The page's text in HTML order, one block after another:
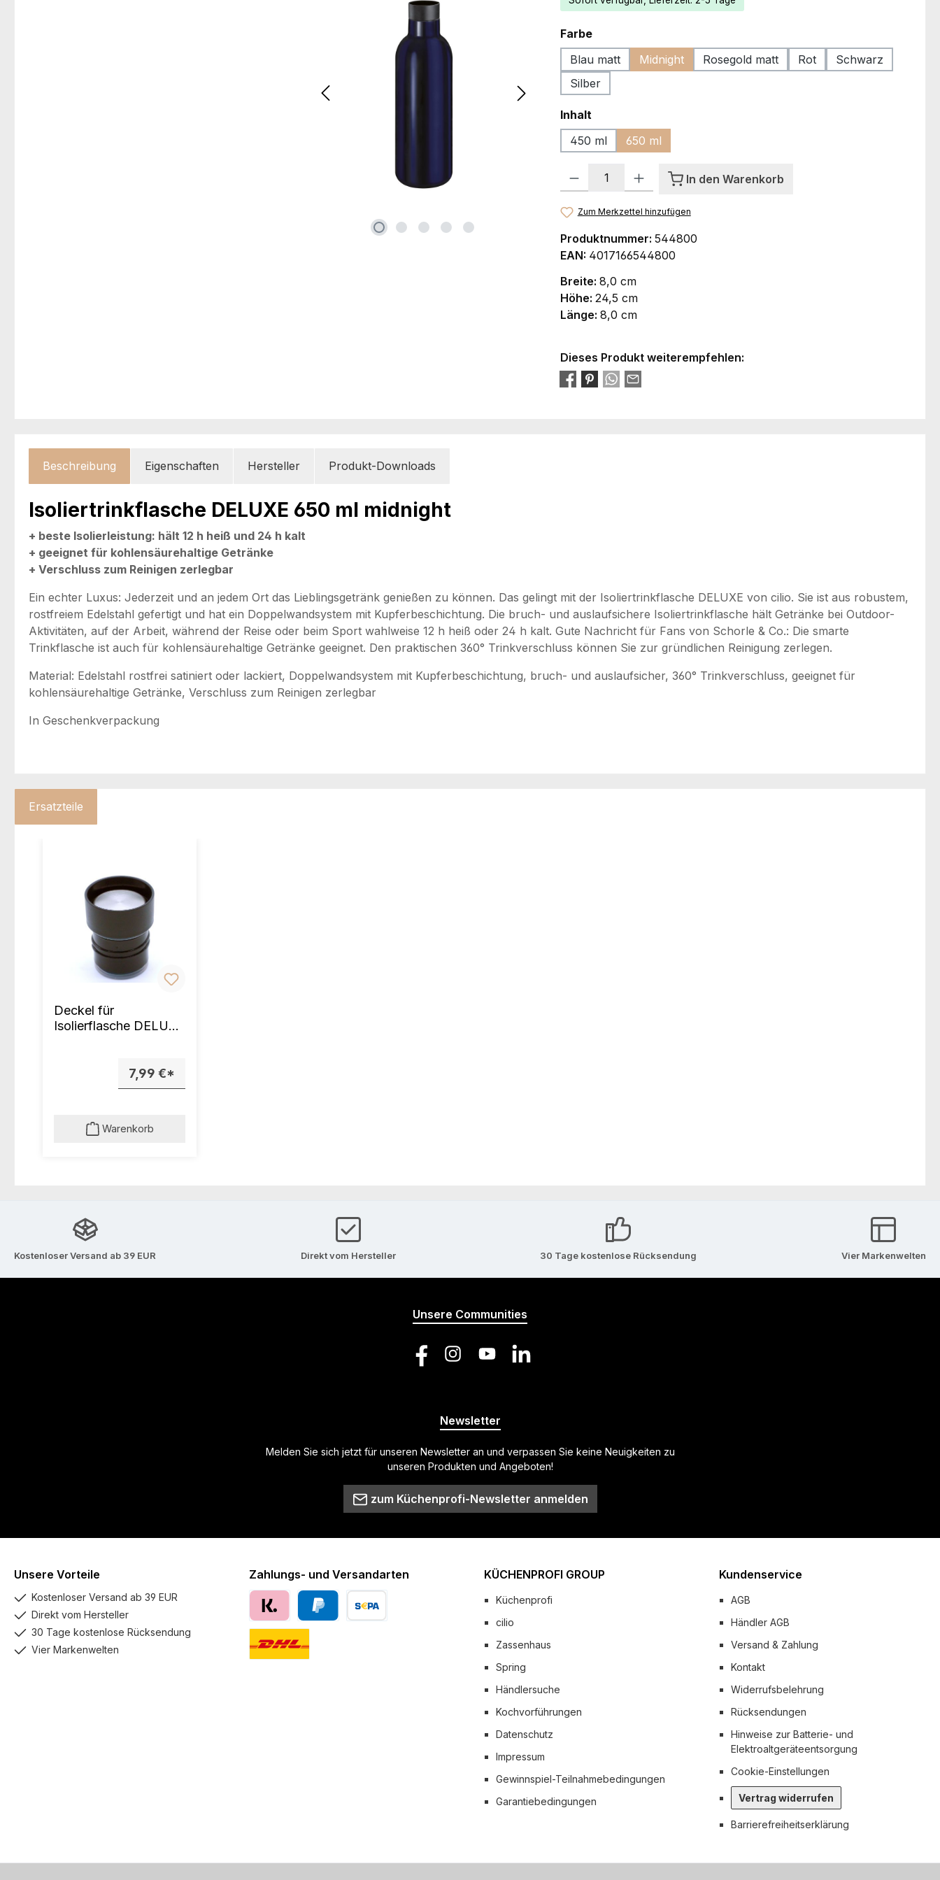
Farbeauswählen
Blau matt
Midnight Rosegold matt Rot
Schwarz
Silber
Inhaltauswählen
450 ml
650 ml
Produkt Anzahl: Gib den gewünschten Wert ein oder benutze die Schaltflächen
In den Warenkorb
Zum Merkzettel hinzufügen
Produktnummer: 544800
EAN: 4017166544800
Breite: 8,0 cm
Höhe: 24,5 cm
Länge: 8,0 cm
Dieses Produkt weiterempfehlen:
Beschreibung Eigenschaften Hersteller Produkt-Downloads
Isoliertrinkflasche DELUXE 650 ml midnight
+ beste Isolierleistung: hält 12 h heiß und 24 h kalt
+ geeignet für kohlensäurehaltige Getränke
+ Verschluss zum Reinigen zerlegbar
Ein echter Luxus: Jederzeit und an jedem Ort das Lieblingsgetränk genießen zu können. Das gelingt mit der Isoliertrinkflasche DELUXE von cilio. Sie ist aus robustem,
rostfreiem Edelstahl gefertigt und hat ein Doppelwandsystem mit Kupferbeschichtung. Die bruch- und auslaufsichere Isoliertrinkflasche hält Getränke bei Outdoor-
Aktivitäten, auf der Arbeit, während der Reise oder beim Sport wahlweise 12 h heiß oder 24 h kalt. Gute Nachricht für Fans von Schorle & Co.: Die smarte
Trinkflasche ist auch für kohlensäurehaltige Getränke geeignet. Den praktischen 360° Trinkverschluss können Sie zur gründlichen Reinigung zerlegen.
Material: Edelstahl rostfrei satiniert oder lackiert, Doppelwandsystem mit Kupferbeschichtung, bruch- und auslaufsicher, 360° Trinkverschluss, geeignet für
kohlensäurehaltige Getränke, Verschluss zum Reinigen zerlegbar
In Geschenkverpackung
Ersatzteile
Deckel für
Isolierflasche DELUXE
7,99 €*
Warenkorb
Kostenloser Versand ab 39 EUR Direkt vom Hersteller 30 Tage kostenlose Rücksendung Vier Markenwelten
Unsere Communities
FacebookInstagramYouTube LinkedIn
Newsletter
Melden Sie sich jetzt für unseren Newsletter an und verpassen Sie keine Neuigkeiten zu
unseren Produkten und Angeboten!
zum Küchenprofi-Newsletter anmelden
Unsere Vorteile
Kostenloser Versand ab 39 EUR
Direkt vom Hersteller
30 Tage kostenlose Rücksendung
Vier Markenwelten
Zahlungs- und Versandarten
PayPal
Klarna
KÜCHENPROFI GROUP
Küchenprofi
cilio
Zassenhaus
Spring
Händlersuche
Kochvorführungen
Datenschutz
Impressum
Gewinnspiel-Teilnahmebedingungen
Garantiebedingungen
Kundenservice
AGB
Händler AGB
Versand & Zahlung
Kontakt
Widerrufsbelehrung
Rücksendungen
Hinweise zur Batterie- und
Elektroaltgeräteentsorgung
Cookie-Einstellungen
Vertrag widerrufen
Barrierefreiheitserklärung